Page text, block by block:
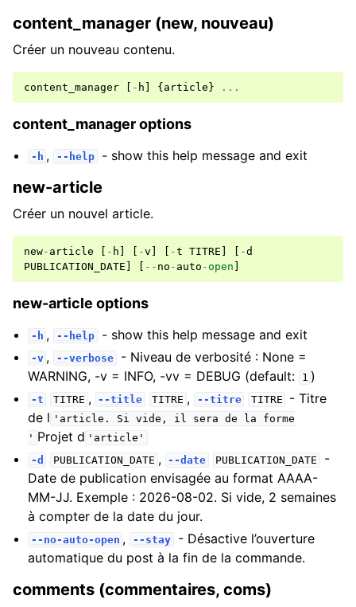
content_manager (new, nouveau)
Créer un nouveau contenu.
content_manager - h { article } ...
content_manager options
-h , --help - show this help message and exit
new-article
Créer un nouvel article.
new- article - h -v -t TITRE -d
PUBLICATION_DATE
-- no - auto - open
new-article options
-h , --help - show this help message and exit
-v , --verbose
- Niveau de verbosité : None =
WARNING, -v = INFO, -vv = DEBUG (default:
1 )
-t TITRE , --title TITRE , --titre TITRE
- Titre
de l 'article. Si vide, il sera de la
forme
' Projet d 'article'
-d
PUBLICATION_DATE , --date PUBLICATION_DATE
-
Date de publication envisagée au format AAAA-
MM-JJ. Exemple : 2026-08-02. Si vide, 2 semaines
à compter de la date du jour.
--no-auto-open , --stay
- Désactive l’ouverture
automatique du post à la fin de la commande.
comments (commentaires, coms)